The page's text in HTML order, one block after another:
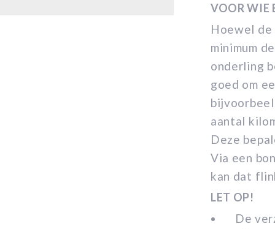
VOOR WIE
Hoewel
minimum
onderling
goed om
aantal
Deze
Via een
kan dat
LET OP!
De